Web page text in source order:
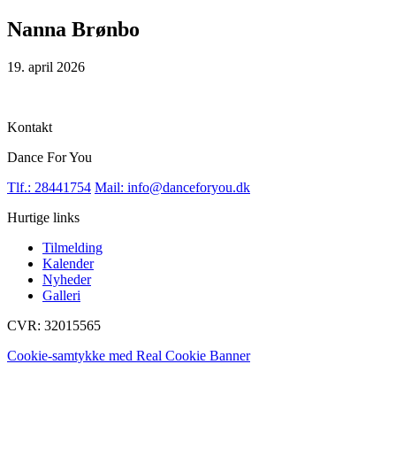
Nanna Brønbo
19. april 2026
Kontakt
Dance For You
Tlf.: 28441754 Mail: info@danceforyou.dk
Hurtige links
Tilmelding
Kalender
Nyheder
Galleri
CVR: 32015565
Cookie-samtykke med Real Cookie Banner